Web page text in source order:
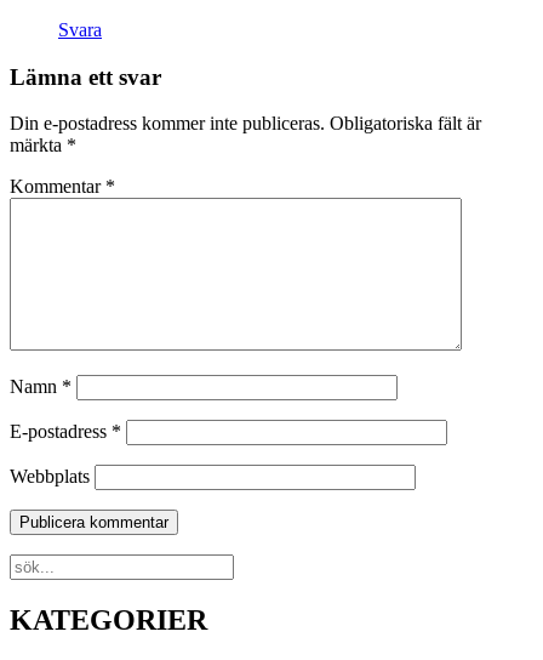
Svara
Lämna ett svar
Din e-postadress kommer inte publiceras. Obligatoriska fält är
märkta *
Kommentar *
Namn *
E-postadress *
Webbplats
KATEGORIER